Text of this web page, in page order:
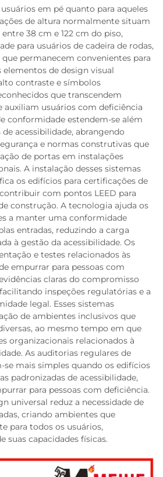
em pé quanto para aqueles
de altura normalmente situam
38 cm e 122 cm do piso,
para usuários de cadeira de rodas,
permanecem convenientes para
elementos de design visual
contraste e símbolos
que transcendem
auxiliam usuários com deficiência
conformidade estendem-se além
acessibilidade, abrangendo
e normas construtivas que
de portas em instalações
A instalação desses sistemas
os edifícios para certificações de
com pontos LEED para
construção. A tecnologia ajuda os
a manter uma conformidade
entradas, reduzindo a carga
à gestão da acessibilidade. Os
e testes relacionados às
empurrar para pessoas com
claras do compromisso
inspeções regulatórias e a
legal. Esses sistemas
de ambientes inclusivos que
ao mesmo tempo em que
organizacionais relacionados à
As auditorias regulares de
mais simples quando os edifícios
padronizadas de acessibilidade,
para pessoas com deficiência.
universal reduz a necessidade de
criando ambientes que
para todos os usuários,
suas capacidades físicas.